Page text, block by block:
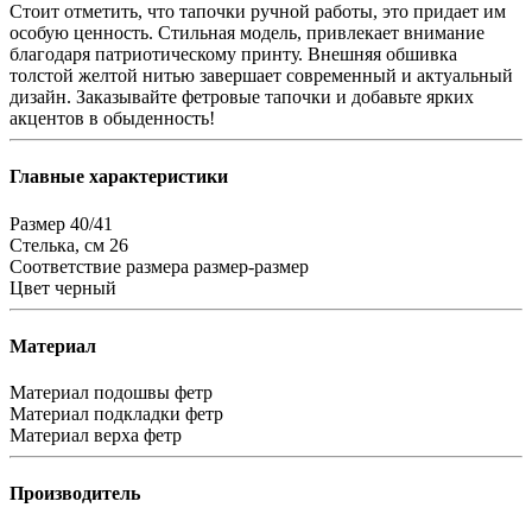
Стоит отметить, что тапочки ручной работы, это придает им
особую ценность. Стильная модель, привлекает внимание
благодаря патриотическому принту. Внешняя обшивка
толстой желтой нитью завершает современный и актуальный
дизайн. Заказывайте фетровые тапочки и добавьте ярких
акцентов в обыденность!
Главные характеристики
Размер 40/41
Стелька, см 26
Соответствие размера размер-размер
Цвет черный
Материал
Материал подошвы фетр
Материал подкладки фетр
Материал верха фетр
Производитель